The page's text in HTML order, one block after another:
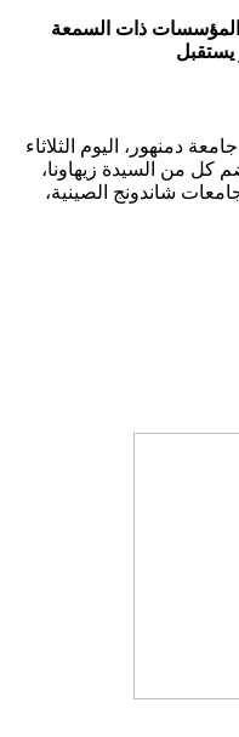
المؤسسات ذات السمعة
يستقبل
دمنهور، اليوم الثلاثاء
ضم كل من السيدة زيهاونا،
شاندونج الصينية،